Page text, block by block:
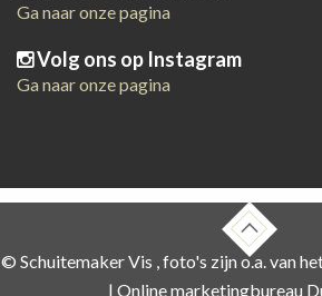
Ga naar onze pagina
Volg ons op Instagram
Ga naar onze pagina
© Schuitemaker Vis , foto's zijn o.a. van
| Online marketingbureau